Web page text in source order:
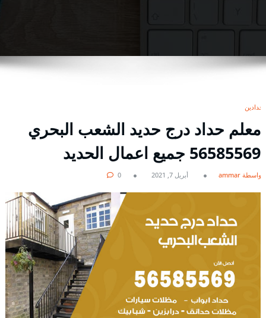
حدادين
معلم حداد درج حديد الشعب البحري
56585569 جميع اعمال الحديد
بواسطة ammar أبريل 7, 2021 0